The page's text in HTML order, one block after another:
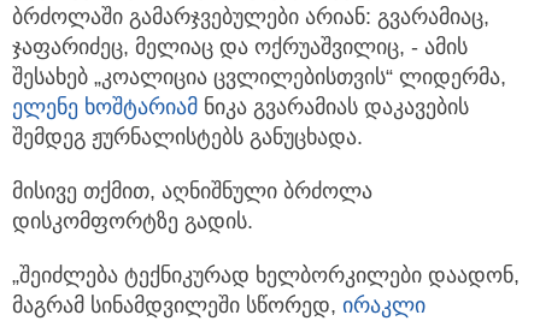
ბრძოლაში გამარჯვებულები არიან: გვარამიაც,
ჯაფარიძეც, მელიაც და ოქრუაშვილიც, - ამის
შესახებ „კოალიცია ცვლილებისთვის“ ლიდერმა,
ელენე ხოშტარიამ ნიკა გვარამიას დაკავების
შემდეგ ჟურნალისტებს განუცხადა.
მისივე თქმით, აღნიშნული ბრძოლა
დისკომფორტზე გადის.
„შეიძლება ტექნიკურად ხელბორკილები დაადონ,
მაგრამ სინამდვილეში სწორედ, ირაკლი